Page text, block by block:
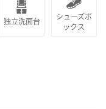
独立洗面台
シューズボ
ックス